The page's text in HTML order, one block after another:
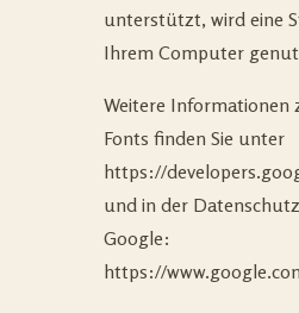
unterstützt, wird eine
Ihrem Computer
Weitere Informationen
Fonts finden Sie unter
https://
und in der
Google:
https://